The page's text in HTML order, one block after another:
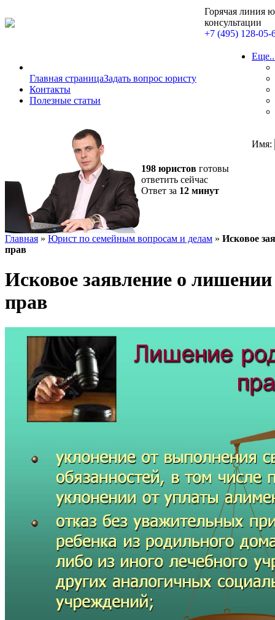
Горячая линия
консультации
+7 (495) 128-05-
Главная страницаЗадать вопрос юристу
Контакты
Полезные статьи
198 юристов готовы
ответить сейчас
Ответ за 12 минут
Имя:
Главная » Юрист по семейным вопросам и делам » Исковое
прав
Исковое заявление о
прав